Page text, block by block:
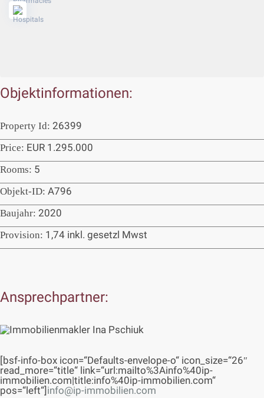
Objektinformationen:
Property Id: 26399
Price: EUR 1.295.000
Rooms: 5
Objekt-ID: A796
Baujahr: 2020
Provision: 1,74 inkl. gesetzl Mwst
Ansprechpartner:
[bsf-info-box icon=“Defaults-envelope-o“ icon_size=“26″
read_more=“title“ link=“url:mailto%3Ainfo%40ip-
immobilien.com|title:info%40ip-immobilien.com“
pos=“left“] info@ip-immobilien.com